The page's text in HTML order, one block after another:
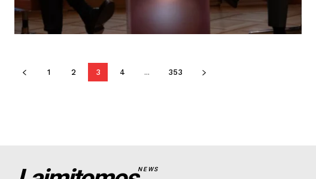
1 2 3 4 ... 353
NEWS